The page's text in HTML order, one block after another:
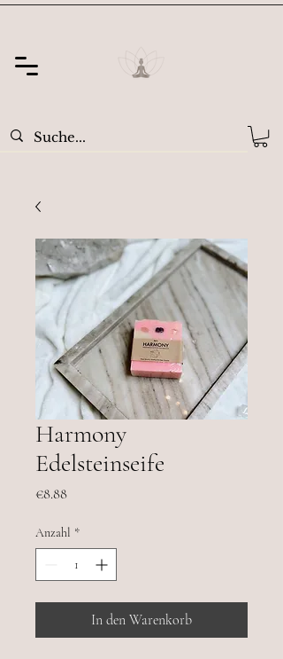
Harmony
Edelsteinseife
€8.88Preis
Anzahl *
In den Warenkorb